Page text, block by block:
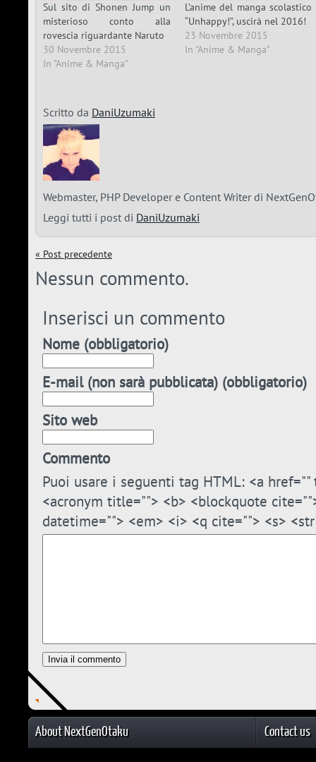
Sul sito di Shonen Jump un
misterioso conto alla
rovescia riguardante Naruto
30 Novembre 2015
In "Anime & Manga"
L’anime del manga scolastico
“Unhappy!”, uscirà nel 2016!
23 Novembre 2015
In "Anime & Manga"
Scritto da DaniUzumaki
Webmaster, PHP Developer e Content Writer di
Leggi tutti i post di DaniUzumaki
« Post precedente
Nessun commento.
Inserisci un commento
Nome (obbligatorio)
E-mail (non sarà pubblicata) (obbligatorio)
Sito web
Commento
Puoi usare i seguenti tag HTML: <a
<acronym title=""> <b> <blockquote
datetime=""> <em> <i> <q cite=""> <s>
About NextGenOtaku Contact us